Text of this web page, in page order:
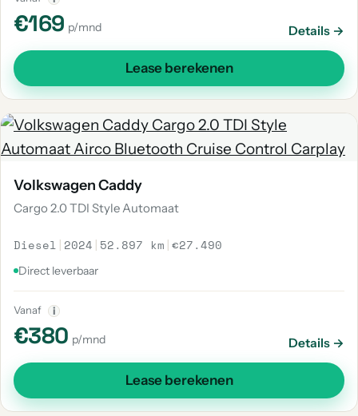
€169 p/mnd Details →
Lease berekenen
Volkswagen Caddy
Cargo 2.0 TDI Style Automaat
Diesel | 2024 | 52.897 km |€27.490
Direct leverbaar
Vanaf i
€380 p/mnd Details →
Lease berekenen